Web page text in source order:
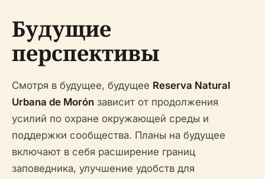
Будущие
перспективы
Смотря в будущее, будущее Reserva Natural
Urbana de Morón зависит от продолжения
усилий по охране окружающей среды и
поддержки сообщества. Планы на будущее
включают в себя расширение границ
заповедника, улучшение удобств для